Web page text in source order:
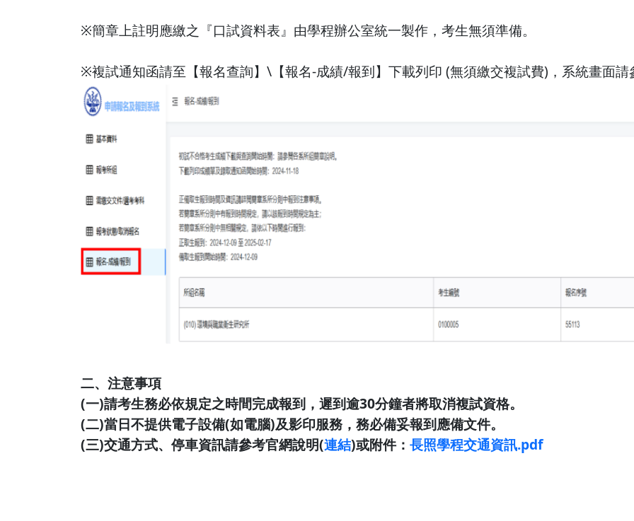
※簡章上註明應繳之『口試資料表』由學程辦公室統一製作，考生無須準備。
※複試通知函請至【報名查詢】\【報名-成績/報到】下載列印 (無須繳交複試費)，系統畫面請
二、注意事項
(一)請考生務必依規定之時間完成報到，遲到逾30分鐘者將取消複試資格。
(二)當日不提供電子設備(如電腦)及影印服務，務必備妥報到應備文件。
(三)交通方式、停車資訊請參考官網說明(連結)或附件： 長照學程交通資訊.pdf